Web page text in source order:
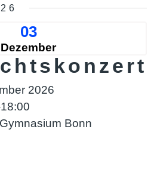
03
Dezember
2026
Bonn